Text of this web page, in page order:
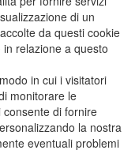
di un
da questi cookie
relazione a questo
in cui i visitatori
monitorare le
di fornire
la nostra
eventuali problemi